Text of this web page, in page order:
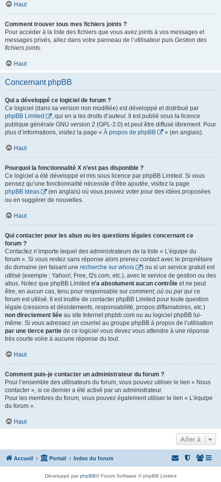
Haut
Comment trouver tous mes fichiers joints ?
Pour accéder à la liste des fichiers que vous avez joints à vos messages et
messages privés, allez dans votre panneau de l’utilisateur puis Gestion des
fichiers joints.
Haut
Concernant phpBB
Qui a développé ce logiciel de forum ?
Ce logiciel (dans sa version non modifiée) est développé et distribué par
phpBB Limited
, qui en a les droits d’auteur. Il est publié sous la licence
publique générale GNU version 2 (GPL-2.0) et peut être diffusé librement. Pour
plus d’informations, visitez la page « À propos de phpBB » (en anglais).
Haut
Pourquoi la fonctionnalité X n’est pas disponible ?
Ce logiciel a été développé et mis sous licence par phpBB Limited. Si vous
pensez qu’une fonctionnalité nécessite d’être ajoutée, visitez la page
phpBB Ideas
(en anglais) où vous pouvez voter pour des idées proposées
ou en suggérer de nouvelles.
Haut
Qui contacter pour les abus ou les questions légales concernant ce
forum ?
Contactez n’importe lequel des administrateurs de la liste « L’équipe du
forum ». Si vous restez sans réponse alors prenez contact avec le propriétaire
du domaine (en faisant une recherche sur whois
) ou si un service gratuit est
utilisé (exemple : Yahoo!, Free, f2s.com, etc.), avec le service de gestion ou des
abus. Notez que phpBB Limited n’a absolument aucun contrôle et ne peut
être, en aucun cas, tenu pour responsable sur comment, où ou par qui ce
forum est utilisé. Il est inutile de contacter phpBB Limited pour toute question
légale (cessions et désistements, responsabilité, propos diffamatoires, etc.)
non directement liée au site Internet phpbb.com ou au logiciel phpBB lui-
même. Si vous adressez un courriel au groupe phpBB à propos de l’utilisation
par une tierce partie de ce logiciel vous devez vous attendre à une réponse
très courte voire à aucune réponse du tout.
Haut
Comment puis-je contacter un administrateur du forum ?
Pour l’ensemble des utilisateurs du forum, vous pouvez utiliser le lien « Nous
contacter », si ce dernier a été activé par un administrateur.
Pour les membres du forum, vous pouvez également utiliser le lien « L’équipe
du forum ».
Haut
Aller à
Accueil Portail Index du forum
Développé parphpBB® Forum Software © phpBB Limited